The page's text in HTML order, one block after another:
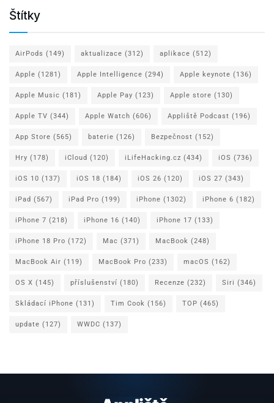
Štítky
AirPods (149) aktualizace (312) aplikace (512)
Apple (1281) Apple Intelligence (294) Apple keynote (136)
Apple Music (181) Apple Pay (123) Apple store (130)
Apple TV (344) Apple Watch (606) Appliště Podcast (196)
App Store (565) baterie (126) Bezpečnost (152)
Hry (178) iCloud (120) iLifeHacking.cz (434) iOS (736)
iOS 10 (137) iOS 18 (184) iOS 26 (120) iOS 27 (343)
iPad (567) iPad Pro (199) iPhone (1302) iPhone 6 (182)
iPhone 7 (218) iPhone 16 (140) iPhone 17 (133)
iPhone 18 Pro (172) Mac (371) MacBook (248)
MacBook Air (119) MacBook Pro (233) macOS (162)
OS X (145) příslušenství (180) Recenze (232) Siri (346)
Skládací iPhone (131) Tim Cook (156) TOP (465)
update (127) WWDC (137)